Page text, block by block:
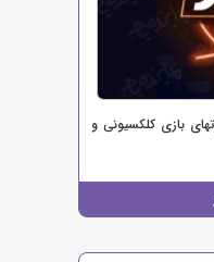
بازی کلکسیونی و